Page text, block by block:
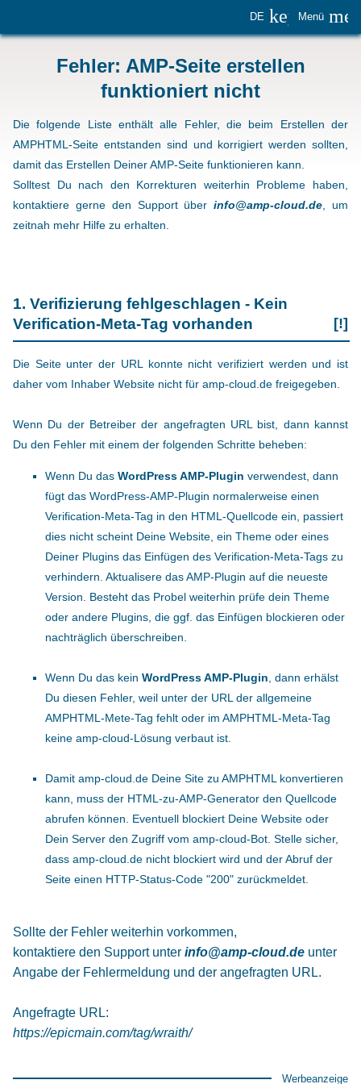
DE Menü
Fehler: AMP-Seite erstellen
funktioniert nicht
Die folgende Liste enthält alle Fehler, die beim Erstellen der
AMPHTML-Seite entstanden sind und korrigiert werden sollten,
damit das Erstellen Deiner AMP-Seite funktionieren kann.
Solltest Du nach den Korrekturen weiterhin Probleme haben,
kontaktiere gerne den Support überinfo@amp-cloud.de, um
zeitnah mehr Hilfe zu erhalten.
1. Verifizierung fehlgeschlagen - Kein
Verification-Meta-Tag vorhanden
[!]
Die Seite unter der URL konnte nicht verifiziert werden und ist
daher vom Inhaber Website nicht für amp-cloud.de freigegeben.
Wenn Du der Betreiber der angefragten URL bist, dann kannst
Du den Fehler mit einem der folgenden Schritte beheben:
Wenn Du das WordPress AMP-Plugin verwendest, dann
fügt das WordPress-AMP-Plugin normalerweise einen
Verification-Meta-Tag in den HTML-Quellcode ein, passiert
dies nicht scheint Deine Website, ein Theme oder eines
Deiner Plugins das Einfügen des Verification-Meta-Tags zu
verhindern. Aktualisere das AMP-Plugin auf die neueste
Version. Besteht das Probel weiterhin prüfe dein Theme
oder andere Plugins, die ggf. das Einfügen blockieren oder
nachträglich überschreiben.
Wenn Du das kein WordPress AMP-Plugin , dann erhälst
Du diesen Fehler, weil unter der URL der allgemeine
AMPHTML-Mete-Tag fehlt oder im AMPHTML-Meta-Tag
keine amp-cloud-Lösung verbaut ist.
Damit amp-cloud.de Deine Site zu AMPHTML konvertieren
kann, muss der HTML-zu-AMP-Generator den Quellcode
abrufen können. Eventuell blockiert Deine Website oder
Dein Server den Zugriff vom amp-cloud-Bot. Stelle sicher,
dass amp-cloud.de nicht blockiert wird und der Abruf der
Seite einen HTTP-Status-Code "200" zurückmeldet.
Sollte der Fehler weiterhin vorkommen,
kontaktiere den Support unter info@amp-cloud.de unter
Angabe der Fehlermeldung und der angefragten URL.
Angefragte URL:
https://epicmain.com/tag/wraith/
Werbeanzeige